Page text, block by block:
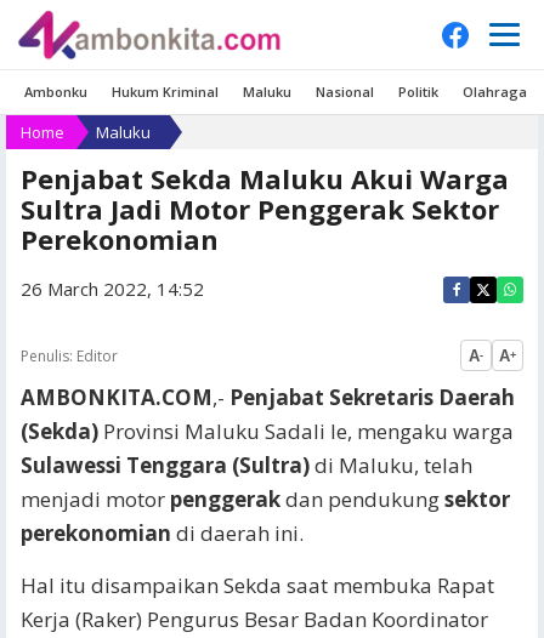
Ambonku Hukum Kriminal Maluku Nasional Politik Olahraga
Home Maluku
Penjabat Sekda Maluku Akui Warga
Sultra Jadi Motor Penggerak Sektor
Perekonomian
26 March 2022, 14:52
Penulis: Editor A- A+
AMBONKITA.COM,- Penjabat Sekretaris Daerah
(Sekda) Provinsi Maluku Sadali Ie, mengaku warga
Sulawessi Tenggara (Sultra)di Maluku, telah
menjadi motor penggerakdan pendukungsektor
perekonomian di daerah ini.
Hal itu disampaikan Sekda saat membuka Rapat
Kerja (Raker) Pengurus Besar Badan Koordinator